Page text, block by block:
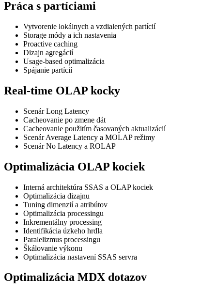
Práca s partíciami
Vytvorenie lokálnych a vzdialených partícií
Storage módy a ich nastavenia
Proactive caching
Dizajn agregácií
Usage-based optimalizácia
Spájanie partícií
Real-time OLAP kocky
Scenár Long Latency
Cacheovanie po zmene dát
Cacheovanie použitím časovaných aktualizácií
Scenár Average Latency a MOLAP režimy
Scenár No Latency a ROLAP
Optimalizácia OLAP kociek
Interná architektúra SSAS a OLAP kociek
Optimalizácia dizajnu
Tuning dimenzií a atribútov
Optimalizácia processingu
Inkrementálny processing
Identifikácia úzkeho hrdla
Paralelizmus processingu
Škálovanie výkonu
Optimalizácia nastavení SSAS servra
Optimalizácia MDX dotazov